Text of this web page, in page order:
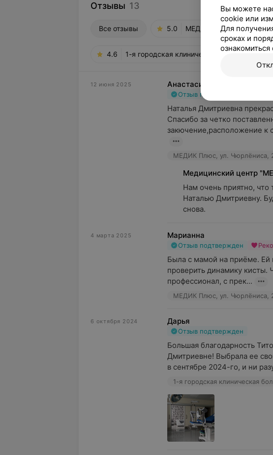
Отзывы 13
Все отзывы 5.0 МЕДИК Плюс, ул.
4.6 1-я городская клиническая больница, пр-
12 июня 2025 Анастасия
Отзыв подтвержден
Наталья Дмитриевна
Спасибо за четко
закючение,расположение к
МЕДИК Плюс, ул. Чюрлёниса,
Медицинский центр
Нам очень приятно, что
Наталью Дмитриевну.
снова.
4 марта 2025 Марианна
Отзыв подтвержден
Была с мамой на приёме. Ей
проверить динамику кисты.
профессионал, с прек...
МЕДИК Плюс, ул. Чюрлёниса,
6 октября 2024 Дарья
Отзыв подтвержден
Большая благодарность
Дмитриевне! Выбрала ее
в сентябре 2024-го, и ни
Вы можете
cookie или
Для
сроках и